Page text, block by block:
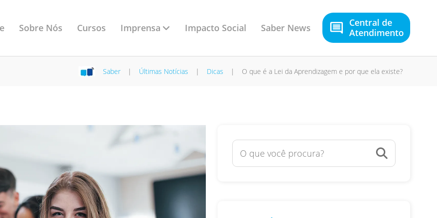
Sobre Nós Cursos Imprensa Impacto Social Saber News
Central de
Atendimento
Saber | Últimas Notícias | Dicas | O que é a Lei da Aprendizagem e por que ela existe?